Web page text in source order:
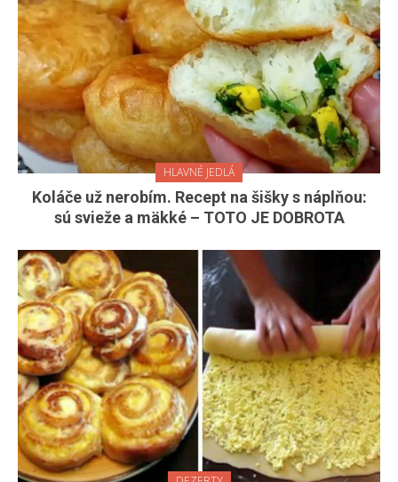
HLAVNÉ JEDLÁ
Koláče už nerobím. Recept na šišky s náplňou:
sú svieže a mäkké – TOTO JE DOBROTA